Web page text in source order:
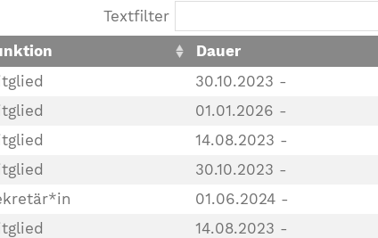
Textfilter
Dauer
30.10.2023 -
01.01.2026 -
14.08.2023 -
30.10.2023 -
01.06.2024 -
14.08.2023 -